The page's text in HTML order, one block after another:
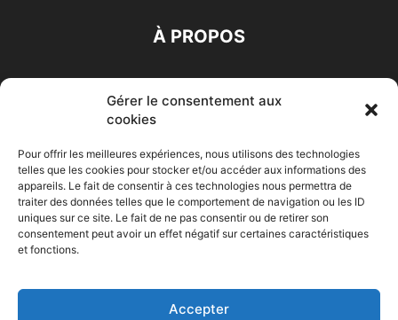
Gérer le consentement aux
cookies
Pour offrir les meilleures expériences, nous utilisons des technologies
telles que les cookies pour stocker et/ou accéder aux informations des
appareils. Le fait de consentir à ces technologies nous permettra de
traiter des données telles que le comportement de navigation ou les ID
uniques sur ce site. Le fait de ne pas consentir ou de retirer son
consentement peut avoir un effet négatif sur certaines caractéristiques
et fonctions.
Accepter
À PROPOS
Accueil Economie Entreprises Entrepreneur
Maghreb